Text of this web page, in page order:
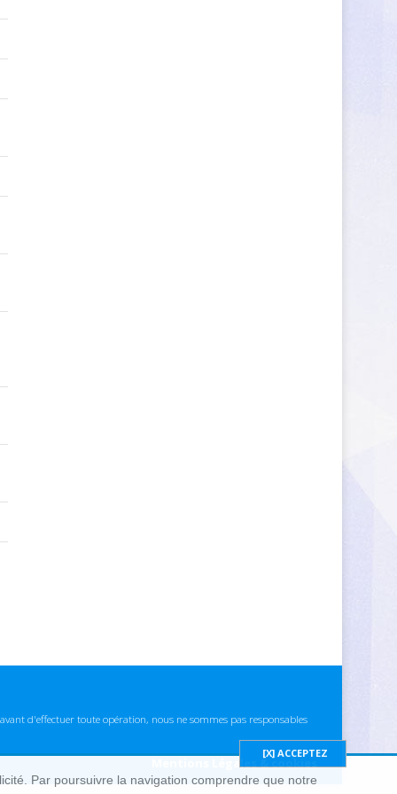
d'effectuer toute opération, nous ne sommes pas responsables
Mentions Légales & cookies
Par poursuivre la navigation comprendre que notre